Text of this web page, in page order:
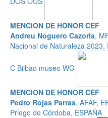
MENCION DE HONOR CEF
Andreu Noguero Cazorla,
Nacional de Naturaleza 2023,
C Bilbao museo WG
MENCION DE HONOR CEF
Pedro Rojas Parras, AFAF,
Priego de Córdoba, ESPAÑA